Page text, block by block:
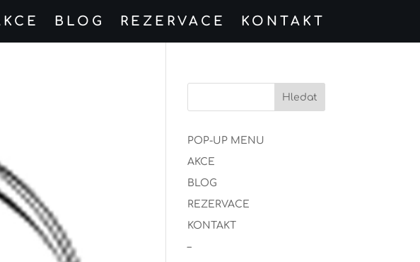
BLOG REZERVACE KONTAKT
POP-UP MENU
AKCE
BLOG
REZERVACE
KONTAKT
–